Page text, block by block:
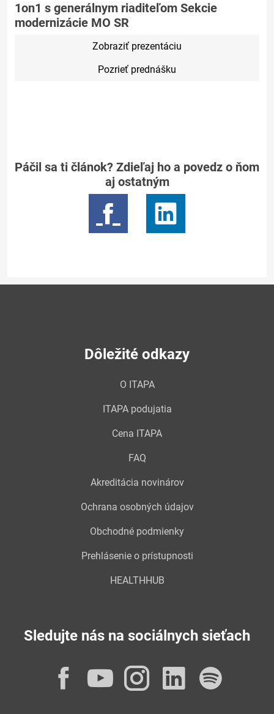
1on1 s generálnym riaditeľom Sekcie
modernizácie MO SR
Zobraziť prezentáciu
Pozrieť prednášku
Páčil sa ti článok? Zdieľaj ho a povedz o ňom
aj ostatným
Dôležité odkazy
O ITAPA
ITAPA podujatia
Cena ITAPA
FAQ
Akreditácia novinárov
Ochrana osobných údajov
Obchodné podmienky
Prehlásenie o prístupnosti
HEALTHHUB
Sledujte nás na sociálnych sieťach
Facebook
YouTube
Instagram